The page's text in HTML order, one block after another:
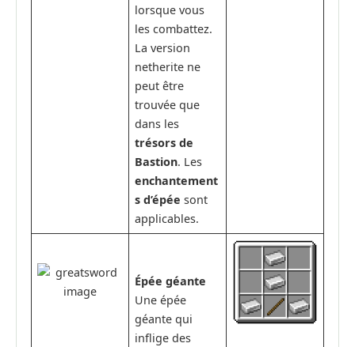
lorsque vous
les combattez.
La version
netherite ne
peut être
trouvée que
dans les
trésors de
Bastion. Les
enchantement
s d’épée sont
applicables.
Épée géante
Une épée
géante qui
inflige des